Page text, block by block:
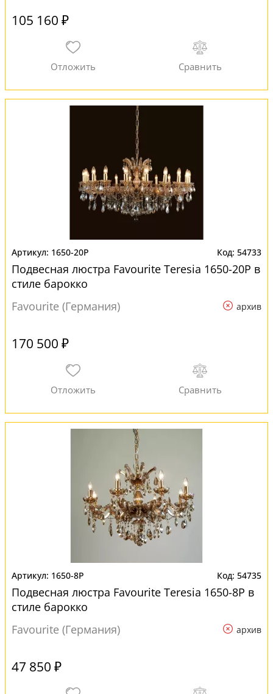
105 160 ₽
1650-20P 54733
Подвесная люстра Favourite Teresia 1650-20P в
стиле барокко
Favourite (Германия)
архив
170 500 ₽
1650-8P 54735
Подвесная люстра Favourite Teresia 1650-8P в
стиле барокко
Favourite (Германия)
архив
47 850 ₽